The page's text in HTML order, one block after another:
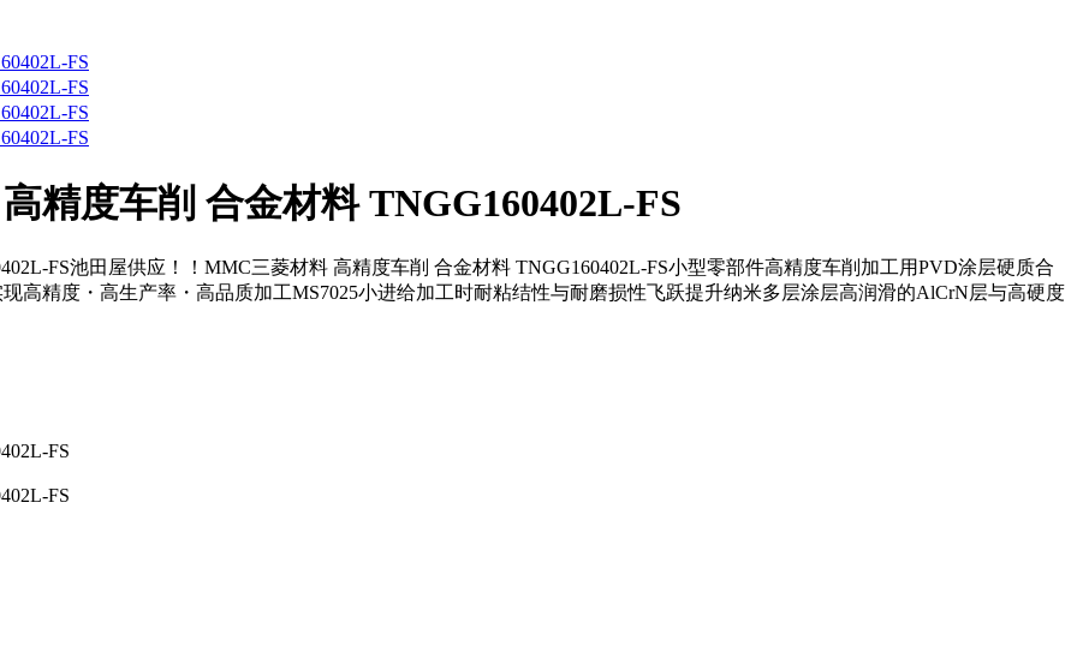
精度车削 合金材料 TNGG160402L-FS
FS池田屋供应！！MMC三菱材料 高精度车削 合金材料 TNGG160402L-FS小型零部件高精度车削加工用PVD涂层硬质合
高精度・高生产率・高品质加工MS7025小进给加工时耐粘结性与耐磨损性飞跃提升纳米多层涂层高润滑的AlCrN层与高硬度
FS
FS